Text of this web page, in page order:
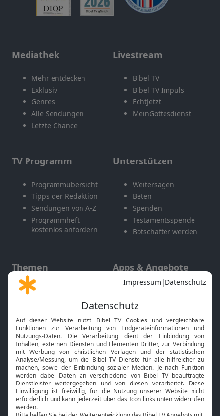
Mediathek
Mehr entdecken
Exklusiv
Genres
Alle Sendungen
Letzte Chance
Livestream
Bibel TV
Bibel TV Impuls
EchtJetzt
MeinGottesdienst
TV Programm
Programmübersicht
Tipps der Redaktion
Sendungen von A-Z
Programmheft
kostenlos anfordern
Unterstützen
Weitersagen
Beten
Spenden
Testamentsspende
Botschafter werden
Themen
Gott und Bibel erklärt
Neuigkeiten
Apps & Angebote
Mobile App
Smart TV
HbbTV
Bibelthek Online-Bibel
Nächster Gottesdienst
Bibel TV Service